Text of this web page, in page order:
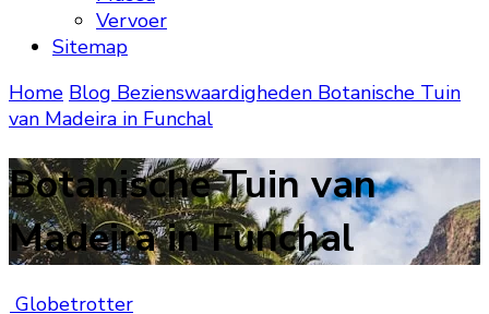
Vervoer
Sitemap
Home Blog Bezienswaardigheden Botanische Tuin
van Madeira in Funchal
Botanische Tuin van
Madeira in Funchal
Globetrotter